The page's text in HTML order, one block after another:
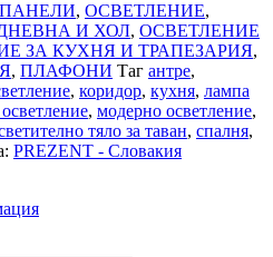
ПАНЕЛИ, ОСВЕТЛЕНИЕ,
И ХОЛ, ОСВЕТЛЕНИЕ
ЗА КУХНЯ И ТРАПЕЗАРИЯ,
, ПЛАФОНИ Таг антре,
, коридор, кухня, лампа
, модерно осветление,
тяло за таван, спалня,
PREZENT - Словакия